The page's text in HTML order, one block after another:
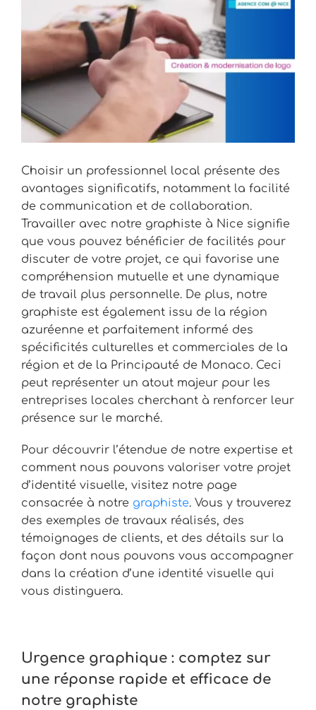
Choisir un professionnel local présente des
avantages significatifs, notamment la facilité
de communication et de collaboration.
Travailler avec notre graphiste à Nice signifie
que vous pouvez bénéficier de facilités pour
discuter de votre projet, ce qui favorise une
compréhension mutuelle et une dynamique
de travail plus personnelle. De plus, notre
graphiste est également issu de la région
azuréenne et parfaitement informé des
spécificités culturelles et commerciales de la
région et de la Principauté de Monaco. Ceci
peut représenter un atout majeur pour les
entreprises locales cherchant à renforcer leur
présence sur le marché.
Pour découvrir l’étendue de notre expertise et
comment nous pouvons valoriser votre projet
d’identité visuelle, visitez notre page
consacrée à notre graphiste. Vous y trouverez
des exemples de travaux réalisés, des
témoignages de clients, et des détails sur la
façon dont nous pouvons vous accompagner
dans la création d’une identité visuelle qui
vous distinguera.
Urgence graphique : comptez sur
une réponse rapide et efficace de
notre graphiste